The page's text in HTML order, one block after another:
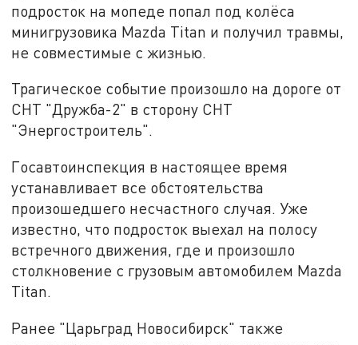
подросток на мопеде попал под колёса
минигрузовика Mazda Titan и получил травмы,
не совместимые с жизнью.
Трагическое событие произошло на дороге от
СНТ "Дружба-2" в сторону СНТ
"Энергостроитель".
Госавтоинспекция в настоящее время
устанавливает все обстоятельства
произошедшего несчастного случая. Уже
известно, что подросток выехал на полосу
встречного движения, где и произошло
столкновение с грузовым автомобилем Mazda
Titan.
Ранее "Царьград Новосибирск" также